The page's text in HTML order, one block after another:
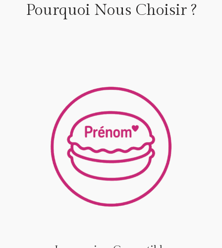
Pourquoi Nous Choisir ?